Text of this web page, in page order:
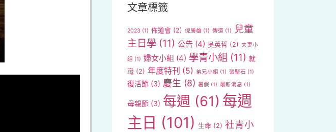
文章標籤
2023 (1) 佈道會 (2) 倪勝雄 (1) 傳道 (1)
兒童
主日學(11) 公告(4) 吳英哲 (2) 夫妻小
組 (1) 婦女小組 (4) 學青小組 (11) 就
職 (2) 年度特刊 (5) 弟兄小組 (1) 張堅石 (1)
復活節(3) 慶生 (8) 暑假 (1) 最新消息 (1)
母親節(3) 每週 (61) 每週
主日 (101) 生命 (2) 社青小